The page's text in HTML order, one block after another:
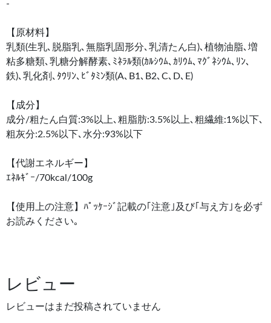
-
【原材料】
乳類(生乳､脱脂乳､無脂乳固形分､乳清たん白)､植物油脂､増
粘多糖類､乳糖分解酵素､ﾐﾈﾗﾙ類(ｶﾙｼｳﾑ､ｶﾘｳﾑ､ﾏｸﾞﾈｼｳﾑ､ﾘﾝ､
鉄)､乳化剤､ﾀｳﾘﾝ､ﾋﾞﾀﾐﾝ類(A､B1､B2､C､D､E)
【成分】
成分/粗たん白質:3%以上､粗脂肪:3.5%以上､粗繊維:1%以下､
粗灰分:2.5%以下､水分:93%以下
【代謝エネルギー】
ｴﾈﾙｷﾞｰ/70kcal/100g
【使用上の注意】ﾊﾟｯｹｰｼﾞ記載の｢注意｣及び｢与え方｣を必ず
お読みください｡
レビュー
レビューはまだ投稿されていません